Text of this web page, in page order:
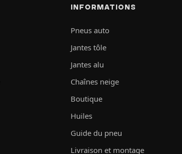
INFORMATIONS
Pneus auto
Jantes tôle
Jantes alu
Chaînes neige
Boutique
Huiles
Guide du pneu
Livraison et montage